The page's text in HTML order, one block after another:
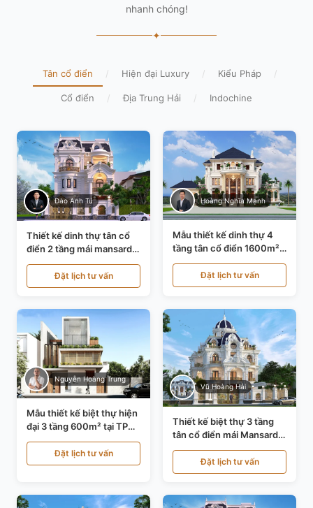
nhanh chóng!
✦
Tân cổ điển / Hiện đại Luxury / Kiểu Pháp /
Cổ điển / Địa Trung Hải / Indochine
Đào Anh Tú
Thiết kế dinh thự tân cổ
điển 2 tầng mái mansard
tại Bắc Ninh KT20084
Đặt lịch tư vấn
Hoàng Nghĩa Mạnh
Mẫu thiết kế dinh thự 4
tầng tân cổ điển 1600m²
tại Thanh Hóa KT20071
Đặt lịch tư vấn
Nguyễn Hoàng Trung
Mẫu thiết kế biệt thự hiện
đại 3 tầng 600m² tại TP
Hồ Chí Minh KT24602
Đặt lịch tư vấn
Vũ Hoàng Hải
Thiết kế biệt thự 3 tầng
tân cổ điển mái Mansard
tại Thanh Hóa KT23104
Đặt lịch tư vấn